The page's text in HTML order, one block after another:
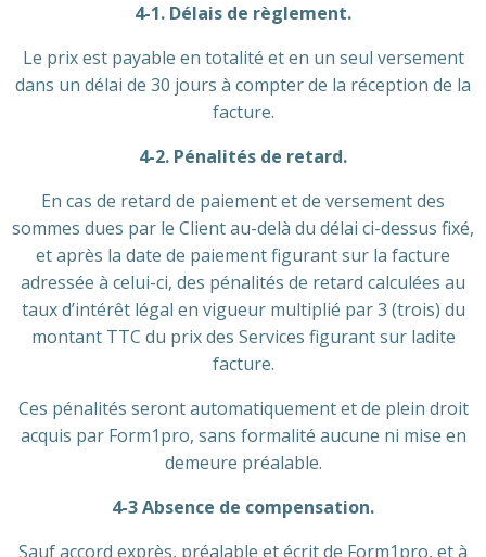
4-1. Délais de règlement.
Le prix est payable en totalité et en un seul versement
dans un délai de 30 jours à compter de la réception de la
facture.
4-2. Pénalités de retard.
En cas de retard de paiement et de versement des
sommes dues par le Client au-delà du délai ci-dessus fixé,
et après la date de paiement figurant sur la facture
adressée à celui-ci, des pénalités de retard calculées au
taux d’intérêt légal en vigueur multiplié par 3 (trois) du
montant TTC du prix des Services figurant sur ladite
facture.
Ces pénalités seront automatiquement et de plein droit
acquis par Form1pro, sans formalité aucune ni mise en
demeure préalable.
4-3 Absence de compensation.
Sauf accord exprès, préalable et écrit de Form1pro, et à